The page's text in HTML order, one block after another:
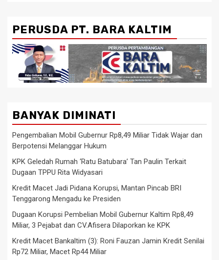
PERUSDA PT. BARA KALTIM
BANYAK DIMINATI
Pengembalian Mobil Gubernur Rp8,49 Miliar Tidak Wajar dan
Berpotensi Melanggar Hukum
KPK Geledah Rumah ‘Ratu Batubara’ Tan Paulin Terkait
Dugaan TPPU Rita Widyasari
Kredit Macet Jadi Pidana Korupsi, Mantan Pincab BRI
Tenggarong Mengadu ke Presiden
Dugaan Korupsi Pembelian Mobil Gubernur Kaltim Rp8,49
Miliar, 3 Pejabat dan CV.Afisera Dilaporkan ke KPK
Kredit Macet Bankaltim (3): Roni Fauzan Jamin Kredit Senilai
Rp72 Miliar, Macet Rp44 Miliar